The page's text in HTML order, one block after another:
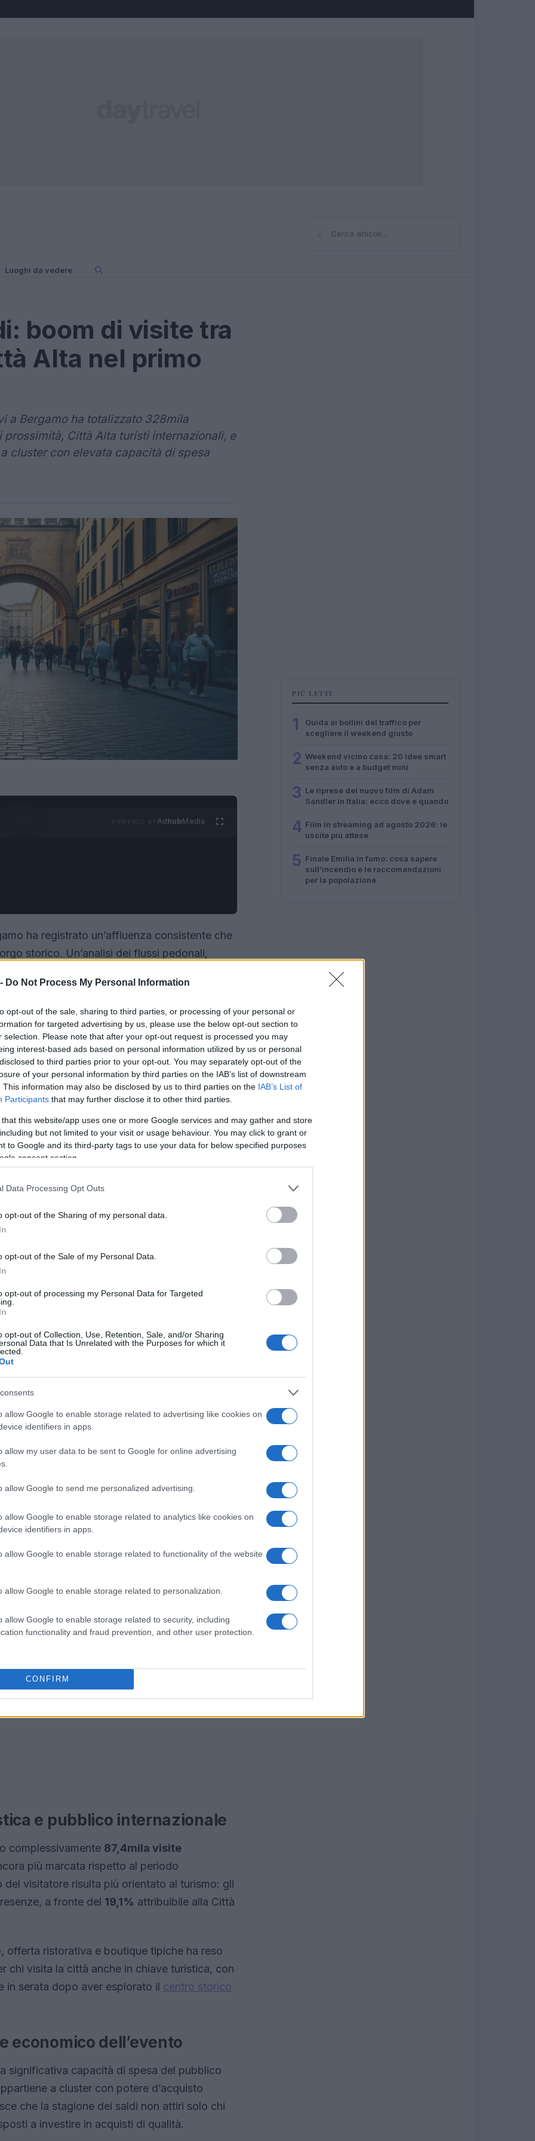
Do Not Process My Personal Information
opt-out of the sale, sharing to third parties, or processing of your personal or
for targeted advertising by us, please use the below opt-out section to
selection. Please note that after your opt-out request is processed you may
interest-based ads based on personal information utilized by us or personal
to third parties prior to your opt-out. You may separately opt-out of the
of your personal information by third parties on the IAB’s list of downstream
This information may also be disclosed by us to third parties on the IAB’s List of
Participants that may further disclose it to other third parties.
that this website/app uses one or more Google services and may gather and store
but not limited to your visit or usage behaviour. You may click to grant or
to Google and its third-party tags to use your data for below specified purposes
consent section.
Data Processing Opt Outs
opt-out of the Sharing of my personal data.
opt-out of the Sale of my Personal Data.
opt-out of processing my Personal Data for Targeted
opt-out of Collection, Use, Retention, Sale, and/or Sharing
Data that Is Unrelated with the Purposes for which it
allow Google to enable storage related to advertising like cookies on
identifiers in apps.
allow my user data to be sent to Google for online advertising
allow Google to send me personalized advertising.
allow Google to enable storage related to analytics like cookies on
identifiers in apps.
allow Google to enable storage related to functionality of the website
allow Google to enable storage related to personalization.
allow Google to enable storage related to security, including
functionality and fraud prevention, and other user protection.
CONFIRM
Cerca
Luoghi da vedere
boom di visite tra
Alta nel primo
a Bergamo ha totalizzato 328mila
Città Alta turisti internazionali, e
cluster con elevata capacità di spesa
AdhubMedia
ha registrato un’affluenza consistente che
storico. Un’analisi dei flussi pedonali,
evidenziato come il sistema commerciale
gran numero.
a domenica 5 luglio e mostrano
molto breve, per assicurare che i
e non traffico di passaggio.
visite in Città Bassa
come
una distribuzione molto equilibrata tra
a quota circa
della Città Bassa come area dishopping di
e persone provenienti dalla provincia:
locali. L’offerta commerciale del centro,
ha contribuito a mantenere
con un lieve calo nel primo pomeriggio.
e pubblico internazionale
complessivamente 87,4mila visite
più marcata rispetto al periodo
del visitatore risulta più orientato al turismo: gli
a fronte del 19,1% attribuibile alla Città
offerta ristorativa e boutique tipiche ha reso
chi visita la città anche in chiave turistica, con
in serata dopo aver esplorato il centro storico
economico dell’evento
significativa capacità di spesa del pubblico
a cluster con potere d’acquisto
che la stagione dei saldi non attiri solo chi
a investire in acquisti di qualità.
PIÙ LETTI
1
Guida ai bollini del traffico per
scegliere il weekend giusto
2 Weekend vicino casa: 20 idee smart
senza auto e a budget mini
3 Le riprese del nuovo film di Adam
Sandler in Italia: ecco dove e quando
4 Film in streaming ad agosto 2026: le
uscite più attese
5 Finale Emilia in fumo: cosa sapere
sull’incendio e le raccomandazioni
per la popolazione